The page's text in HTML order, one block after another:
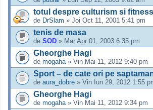
totul despre culturism si fitness
de DrSlam » Joi Oct 11, 2001 5:41 pm
tenis de masa
de SOD » Mar Apr 01, 2003 6:35 pm
Gheorghe Hagi
de mogaha» Vin Mai 11, 2012 9:40 pm
Sport – de cate ori pe
de aura_dobre » Vin Iun 29, 2012 1:55
Gheorghe Hagi
de mogaha» Vin Mai 11, 2012 9:34 pm